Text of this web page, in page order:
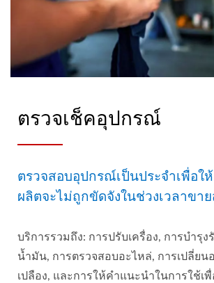
ตรวจเช็คอุปกรณ์
ตรวจสอบอุปกรณ์เป็นประจำเพื่อใ
ผลิตจะไม่ถูกขัดจังในช่วงเวลาขา
บริการรวมถึง: การปรับเครื่อง, การบำรุ
น้ำมัน, การตรวจสอบอะไหล่, การเปลี่ย
เปลือง, และการให้คำแนะนำในการใช้เ